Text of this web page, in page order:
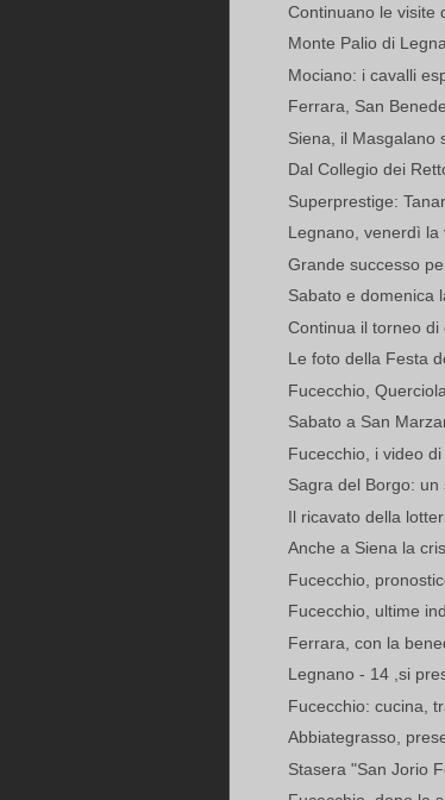
Continuano le visite
Monte Palio di
Mociano: i cavalli
Ferrara, San
Siena, il Masgalano
Dal Collegio dei
Superprestige:
Legnano, venerdì la
Grande successo
Sabato e domenica
Continua il torneo di
Le foto della Festa
Fucecchio,
Sabato a San
Fucecchio, i video
Sagra del Borgo:
Il ricavato della
Anche a Siena la
Fucecchio,
Fucecchio, ultime
Ferrara, con la
Legnano - 14 ,si
Fucecchio: cucina,
Abbiategrasso,
Stasera "San Jorio